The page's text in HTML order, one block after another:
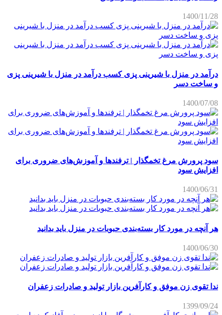
1400/11/28
درآمد در منزل با شیرینی پزی کسب درآمد در منزل با شیرینی پزی
و ساخت دسر
1400/07/08
سود پرورش مرغ تخمگذار | ترفندها و آموزش‌های ضروری برای
افزایش سود
1400/06/31
هر آنچه در مورد کار بسته‌بندی حبوبات در منزل باید بدانید
1400/06/30
ندا تقوی زن موفق و کارآفرین بازار تولید و صادرات زعفران
1399/09/24